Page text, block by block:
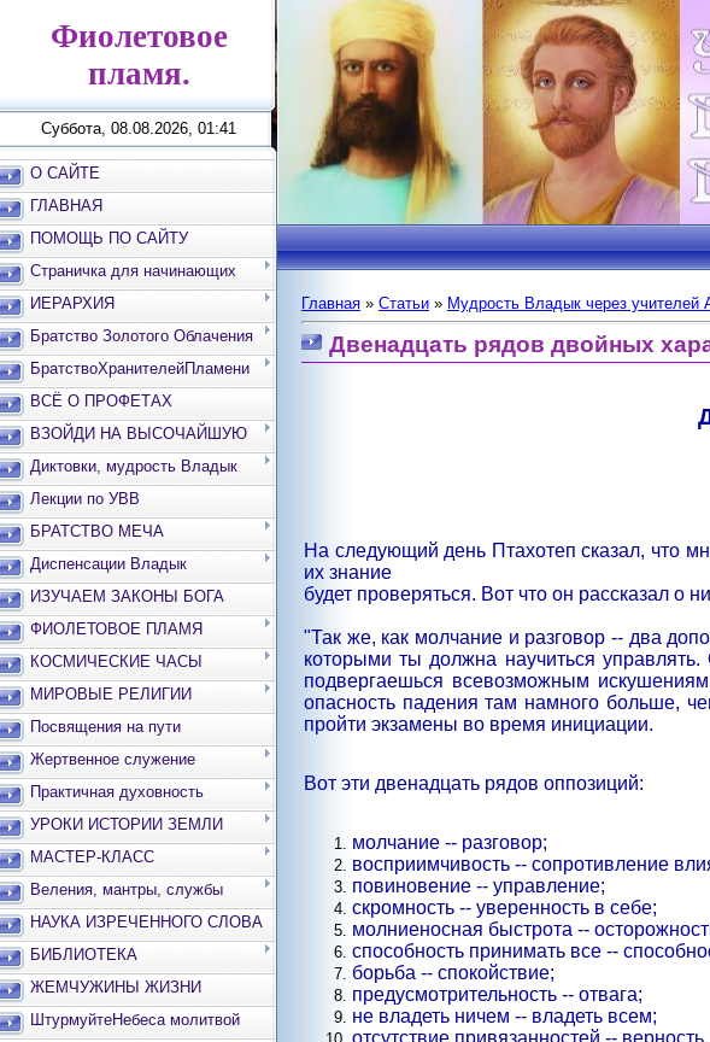
Фиолетовое
пламя.
Суббота, 08.08.2026, 01:41
О САЙТЕ
ГЛАВНАЯ
ПОМОЩЬ ПО САЙТУ
Страничка для начинающих
ИЕРАРХИЯ
Братство Золотого Облачения
БратствоХранителейПламени
ВСЁ О ПРОФЕТАХ
ВЗОЙДИ НА ВЫСОЧАЙШУЮ
ВЕРШИНУ
Диктовки, мудрость Владык
Лекции по УВВ
БРАТСТВО МЕЧА
Диспенсации Владык
ИЗУЧАЕМ ЗАКОНЫ БОГА
ФИОЛЕТОВОЕ ПЛАМЯ
КОСМИЧЕСКИЕ ЧАСЫ
МИРОВЫЕ РЕЛИГИИ
Посвящения на пути
Жертвенное служение
Практичная духовность
УРОКИ ИСТОРИИ ЗЕМЛИ
МАСТЕР-КЛАСС
Веления, мантры, службы
НАУКА ИЗРЕЧЕННОГО СЛОВА
БИБЛИОТЕКА
ЖЕМЧУЖИНЫ ЖИЗНИ
ШтурмуйтеНебеса молитвой
Главная » Статьи » Мудрость Владык через учителей
Двенадцать рядов двойных
На следующий день Птахотеп сказал, что
их знание
будет проверяться. Вот что он рассказал о
"Так же, как молчание и разговор -- два
которыми ты должна научиться
подвергаешься всевозможным
опасность падения там намного больше,
пройти экзамены во время инициации.
Вот эти двенадцать рядов оппозиций:
молчание -- разговор;
восприимчивость -- сопротивление
повиновение -- управление;
скромность -- уверенность в себе;
молниеносная быстрота --
способность принимать все --
борьба -- спокойствие;
предусмотрительность -- отвага;
не владеть ничем -- владеть всем;